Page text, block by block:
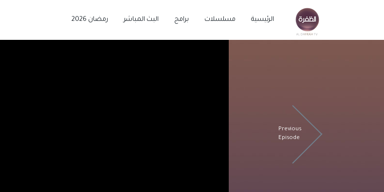
الرئيسية مسلسلات برامج البث المباشر رمضان 2026
Previous
Episode